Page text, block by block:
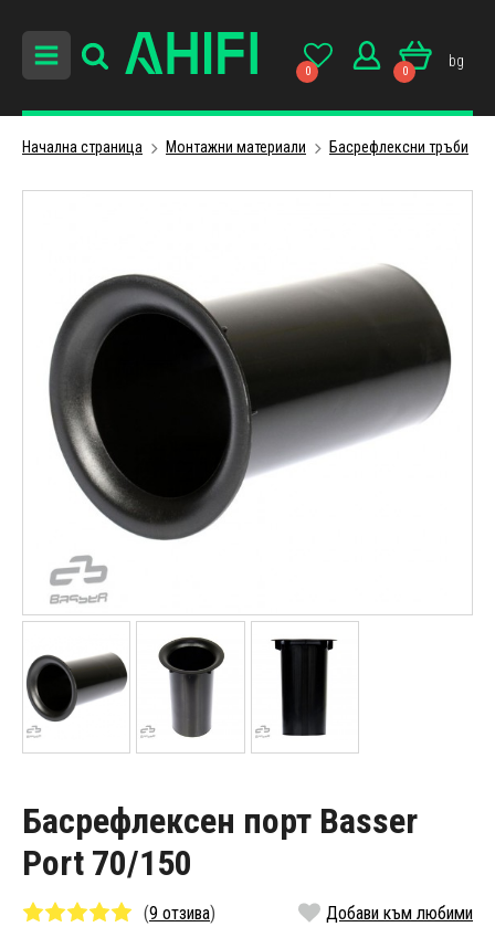
0 0
bg
Начална страница Монтажни материали Басрефлексни тръби
Басрефлексен порт Basser
Port 70/150
(9 отзива) Добави към любими